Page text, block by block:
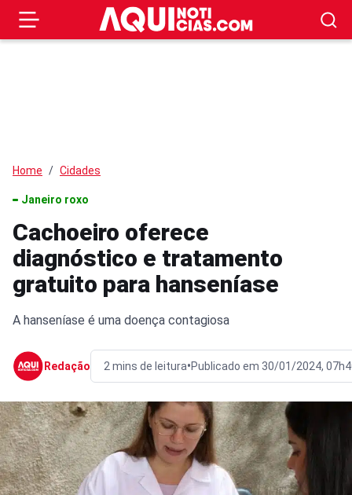
Home Cidades
Janeiro roxo
Cachoeiro oferece
diagnóstico e tratamento
gratuito para hanseníase
A hanseníase é uma doença contagiosa
Redação 2 mins de leitura•Publicado em 30/01/2024,